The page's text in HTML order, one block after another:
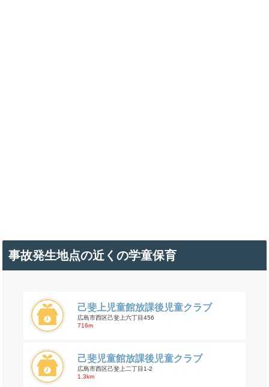
事故発生地点の近くの学童保育
己斐上児童館放課後児童クラブ
広島市西区己斐上六丁目456
716m
己斐児童館放課後児童クラブ
広島市西区己斐上二丁目1-2
1.3km